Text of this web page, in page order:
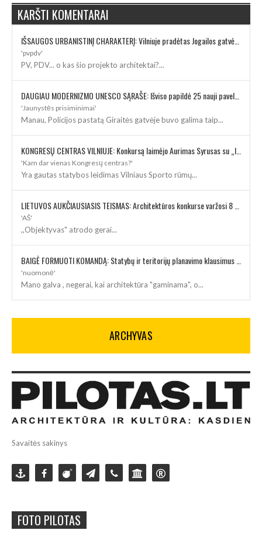
KARŠTI KOMENTARAI
'pvpdv'
PV, PDV... o kas šio projekto architektai?...
'Jaunystės prisiminimai'
Manau, Policijos pastatą Giraitės gatvėje buvo galima taip...
'Kam dar vienas Kongresų centras?'
Yra gautas statybos leidimas Vilniaus Sporto rūmų...
'AŠ'
,,Objektyvas" atrodo gerai...
'nuomonė'
Mano galva , negerai, kai architektūra "gaminama", o...
ARCHYVAS
Savaitės sakinys
FOTO PILOTAS